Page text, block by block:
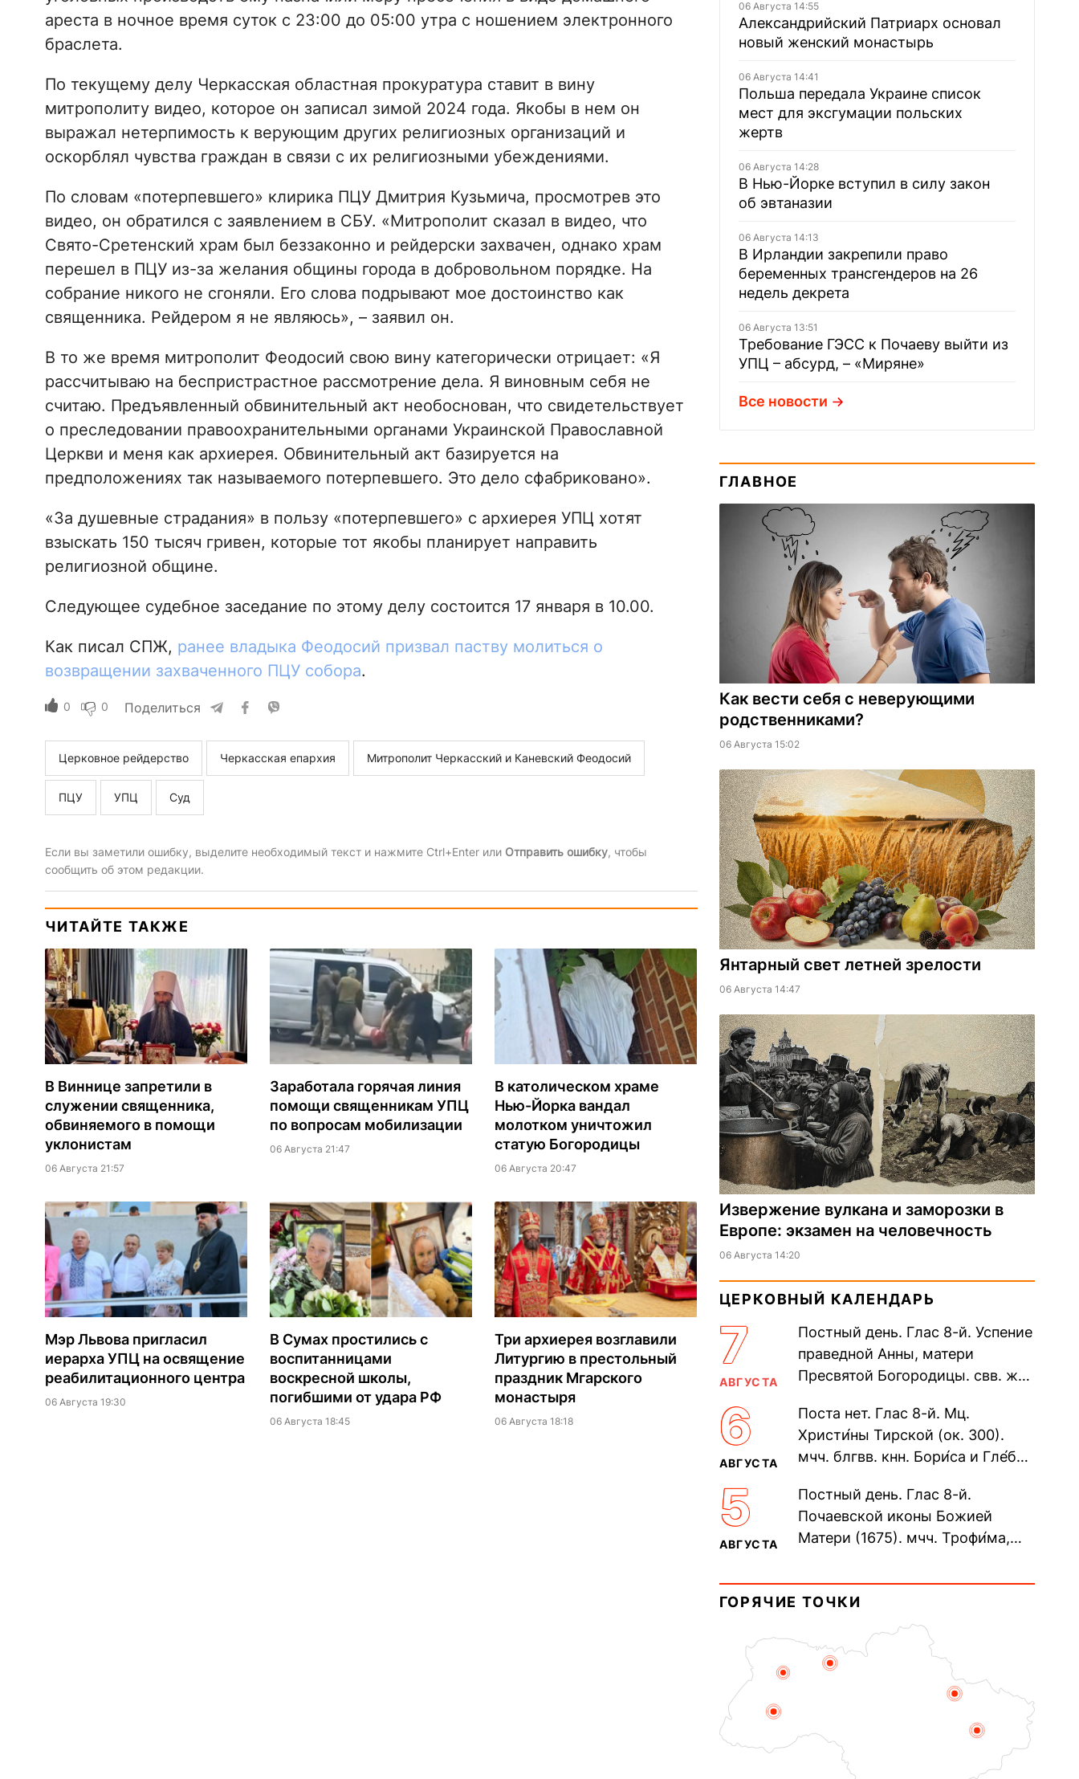
ареста в ночное время суток с 23:00 до 05:00 утра с ношением электронного
браслета.
По текущему делу Черкасская областная прокуратура ставит в вину
митрополиту видео, которое он записал зимой 2024 года. Якобы в нем он
выражал нетерпимость к верующим других религиозных организаций и
оскорблял чувства граждан в связи с их религиозными убеждениями.
По словам «потерпевшего» клирика ПЦУ Дмитрия Кузьмича, просмотрев это
видео, он обратился с заявлением в СБУ. «Митрополит сказал в видео, что
Свято-Сретенский храм был беззаконно и рейдерски захвачен, однако храм
перешел в ПЦУ из-за желания общины города в добровольном порядке. На
собрание никого не сгоняли. Его слова подрывают мое достоинство как
священника. Рейдером я не являюсь», – заявил он.
В то же время митрополит Феодосий свою вину категорически отрицает: «Я
рассчитываю на беспристрастное рассмотрение дела. Я виновным себя не
считаю. Предъявленный обвинительный акт необоснован, что свидетельствует
о преследовании правоохранительными органами Украинской Православной
Церкви и меня как архиерея. Обвинительный акт базируется на
предположениях так называемого потерпевшего. Это дело сфабриковано».
«За душевные страдания» в пользу «потерпевшего» с архиерея УПЦ хотят
взыскать 150 тысяч гривен, которые тот якобы планирует направить
религиозной общине.
Следующее судебное заседание по этому делу состоится 17 января в 10.00.
Как писал СПЖ, ранее владыка Феодосий призвал паству молиться о
возвращении захваченного ПЦУ собора.
0 0 Поделиться
Церковное рейдерство Черкасская епархия Митрополит Черкасский и Каневский Феодосий
ПЦУ УПЦ Суд
Если вы заметили ошибку, выделите необходимый текст и нажмите Ctrl+Enter или Отправить ошибку, чтобы
сообщить об этом редакции.
ЧИТАЙТЕ ТАКЖЕ
В Виннице запретили в
служении священника,
обвиняемого в помощи
уклонистам
06 Августа 21:57
Заработала горячая линия
помощи священникам УПЦ
по вопросам мобилизации
06 Августа 21:47
В католическом храме
Нью-Йорка вандал
молотком уничтожил
статую Богородицы
06 Августа 20:47
Мэр Львова пригласил
иерарха УПЦ на освящение
реабилитационного центра
06 Августа 19:30
В Сумах простились с
воспитанницами
воскресной школы,
погибшими от удара РФ
06 Августа 18:45
Три архиерея возглавили
Литургию в престольный
праздник Мгарского
монастыря
06 Августа 18:18
06 Августа 14:55
Александрийский Патриарх основал
новый женский монастырь
06 Августа 14:41
Польша передала Украине список
мест для эксгумации польских
жертв
06 Августа 14:28
В Нью-Йорке вступил в силу закон
об эвтаназии
06 Августа 14:13
В Ирландии закрепили право
беременных трансгендеров на 26
недель декрета
06 Августа 13:51
Требование ГЭСС к Почаеву выйти из
УПЦ – абсурд, – «Миряне»
Все новости
ГЛАВНОЕ
Как вести себя с неверующими
родственниками?
06 Августа 15:02
Янтарный свет летней зрелости
06 Августа 14:47
Извержение вулкана и заморозки в
Европе: экзамен на человечность
06 Августа 14:20
ЦЕРКОВНЫЙ КАЛЕНДАРЬ
7
АВГУСТА
Постный день. Глас 8-й. Успение
праведной Анны, матери
Пресвятой Богородицы. свв. жен
прп. Евпракси́и девы,...
6
АВГУСТА
Поста нет. Глас 8-й. Мц.
Христи́ны Тирской (ок. 300).
мчч. блгвв. кнн. Бори́са и Гле́ба,
Дави́да (1015). Прп....
5
АВГУСТА
Постный день. Глас 8-й.
Почаевской иконы Божией
Матери (1675). мчч. Трофи́ма,
мучеников (284–305). прав.
воина Фео́дора...
ГОРЯЧИЕ ТОЧКИ